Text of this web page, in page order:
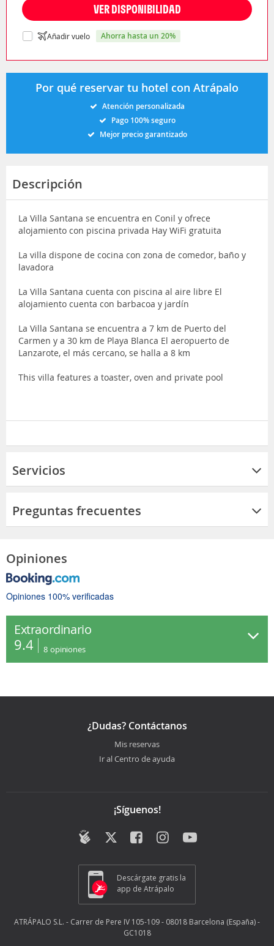
VER DISPONIBILIDAD
Añadir vuelo ahorra hasta un 20%
Por qué reservar tu hotel con Atrápalo
Atención personalizada
Pago 100% seguro
Mejor precio garantizado
Descripción
La Villa Santana se encuentra en Conil y ofrece
alojamiento con piscina privada Hay WiFi gratuita
La villa dispone de cocina con zona de comedor, baño y
lavadora
La Villa Santana cuenta con piscina al aire libre El
alojamiento cuenta con barbacoa y jardín
La Villa Santana se encuentra a 7 km de Puerto del
Carmen y a 30 km de Playa Blanca El aeropuerto de
Lanzarote, el más cercano, se halla a 8 km
This villa features a toaster, oven and private pool
Servicios
Preguntas frecuentes
Opiniones
Opiniones 100% verificadas
Extraordinario
9.4 8 opiniones
¿Dudas? Contáctanos
Mis reservas
Ir al Centro de ayuda
¡Síguenos!
Descárgate gratis la
app de Atrápalo
ATRÁPALO S.L. - Carrer de Pere IV 105-109 - 08018 Barcelona (España) -
GC1018